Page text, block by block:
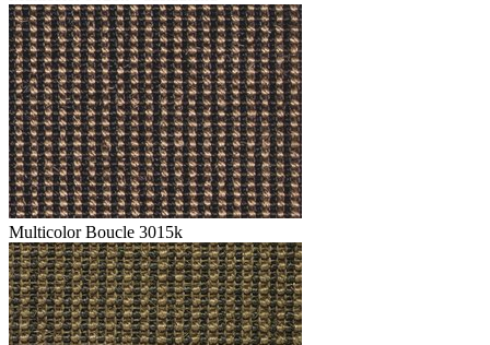
Multicolor Boucle 3015k